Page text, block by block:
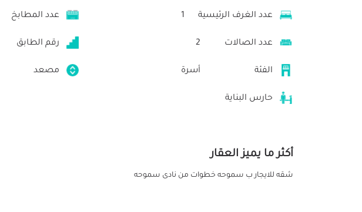
عدد الغرف الرئيسية 1 عدد المطابخ
عدد الصالات 2 رقم الطابق
الفئة أسرة مصعد
حارس البناية
أكثر ما يميز العقار
شقه للايجار ب سموحه خطوات من نادى سموحه